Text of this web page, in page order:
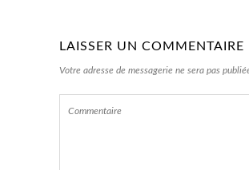
LAISSER UN COMMENTAIRE
Votre adresse de messagerie ne sera pas